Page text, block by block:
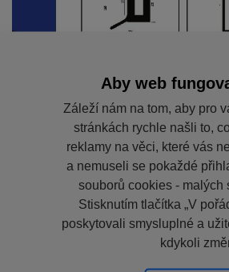
Aby web
Záleží nám na tom, aby pro
stránkách rychle našli to,
reklamy na věci, které vás
a nemuseli se pokaždé
souborů cookies - malých
Stisknutím tlačítka „V
poskytovali smysluplné a
kdykoli